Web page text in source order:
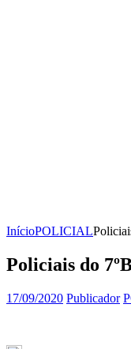
InícioPOLICIAL
Policiais do
17/09/2020 Publicador